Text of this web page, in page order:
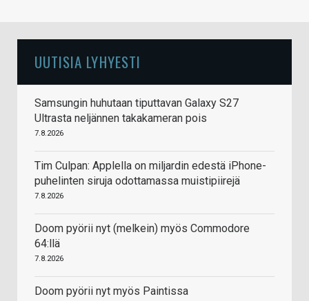
UUTISIA LYHYESTI
Samsungin huhutaan tiputtavan Galaxy S27
Ultrasta neljännen takakameran pois
7.8.2026
Tim Culpan: Applella on miljardin edestä iPhone-
puhelinten siruja odottamassa muistipiirejä
7.8.2026
Doom pyörii nyt (melkein) myös Commodore
64:llä
7.8.2026
Doom pyörii nyt myös Paintissa